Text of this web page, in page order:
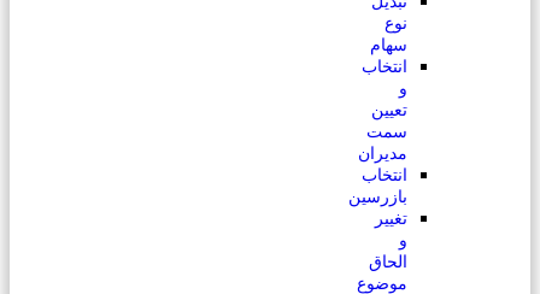
نوع
سهام
انتخاب
و
تعیین
سمت
مدیران
انتخاب
بازرسین
تغییر
و
الحاق
موضوع